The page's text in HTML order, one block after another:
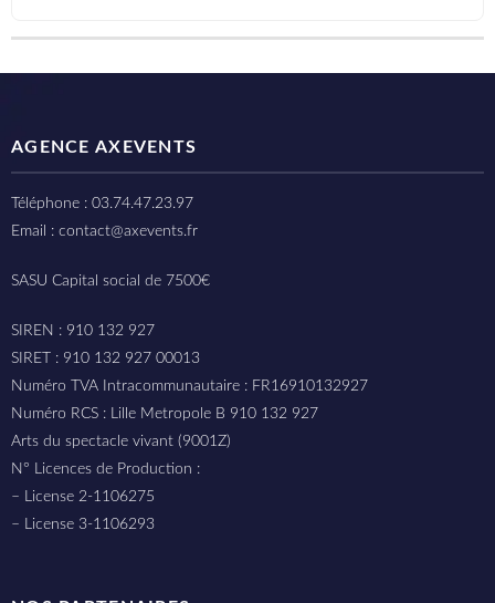
AGENCE AXEVENTS
Téléphone : 03.74.47.23.97
Email : contact@axevents.fr
SASU Capital social de 7500€
SIREN : 910 132 927
SIRET : 910 132 927 00013
Numéro TVA Intracommunautaire : FR16910132927
Numéro RCS : Lille Metropole B 910 132 927
Arts du spectacle vivant (9001Z)
N° Licences de Production :
– License 2-1106275
– License 3-1106293